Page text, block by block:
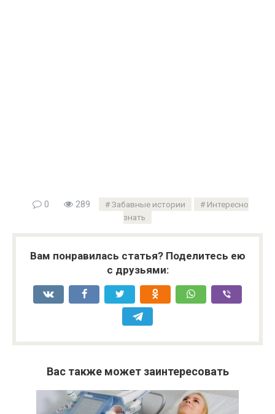
0 289 Забавные истории
Интересно
знать
Вам понравилась статья? Поделитесь ею
с друзьями:
Вас также может заинтересовать